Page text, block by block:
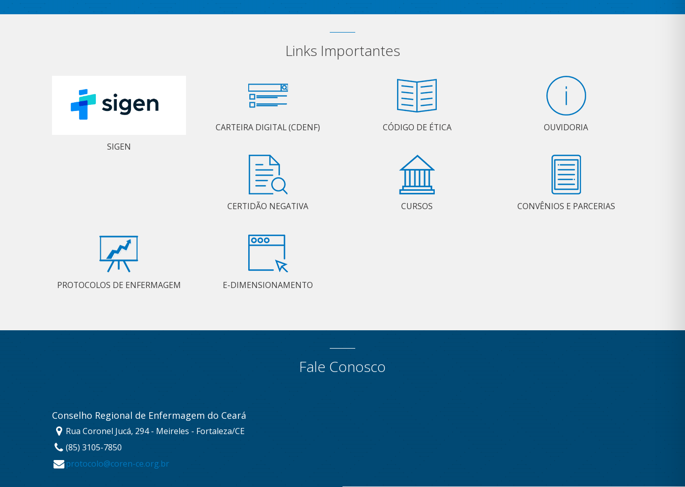
Links Importantes
SIGEN
CARTEIRA DIGITAL (CDENF) CÓDIGO DE ÉTICA OUVIDORIA
CERTIDÃO NEGATIVA CURSOS CONVÊNIOS E PARCERIAS
PROTOCOLOS DE ENFERMAGEM E-DIMENSIONAMENTO
Fale Conosco
Conselho Regional de Enfermagem do Ceará
Rua Coronel Jucá, 294 - Meireles - Fortaleza/CE
(85) 3105-7850
protocolo@coren-ce.org.br